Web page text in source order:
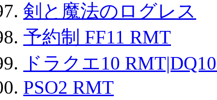
剣と魔法のログレス
予約制 FF11 RMT
ドラクエ10
PSO2 RMT